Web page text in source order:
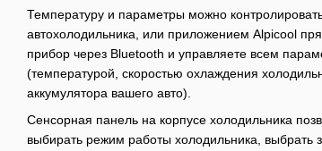
Температуру и параметры можно
автохолодильника, или приложением Alpicool
прибор через Bluetooth и управляете всем
(температурой, скоростью охлаждения
аккумулятора вашего авто).
Сенсорная панель на корпусе холодильника
выбирать режим работы холодильника, выбрать